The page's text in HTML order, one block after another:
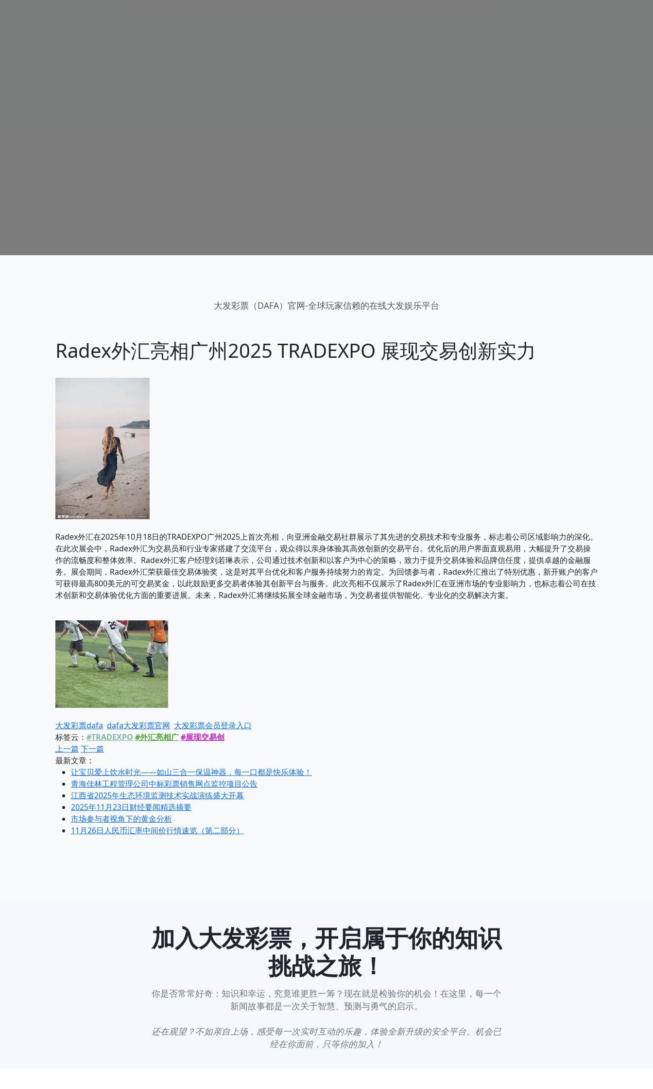
大发彩票（DAFA）官网-全球玩家信赖的在线大发娱乐平台
Radex外汇亮相广州2025 TRADEXPO 展现交易创新实力
Radex外汇在2025年10月18日的TRADEXPO广州2025上首次亮相，向亚洲金融交易社群展示了其先进的交易技术和专业服务，标志着公司区域影响力的深化。
在此次展会中，Radex外汇为交易员和行业专家搭建了交流平台，观众得以亲身体验其高效创新的交易平台。优化后的用户界面直观易用，大幅提升了交易操
作的流畅度和整体效率。Radex外汇客户经理刘若琳表示，公司通过技术创新和以客户为中心的策略，致力于提升交易体验和品牌信任度，提供卓越的金融服
务。展会期间，Radex外汇荣获最佳交易体验奖，这是对其平台优化和客户服务持续努力的肯定。为回馈参与者，Radex外汇推出了特别优惠，新开账户的客户
可获得最高800美元的可交易奖金，以此鼓励更多交易者体验其创新平台与服务。此次亮相不仅展示了Radex外汇在亚洲市场的专业影响力，也标志着公司在技
术创新和交易体验优化方面的重要进展。未来，Radex外汇将继续拓展全球金融市场，为交易者提供智能化、专业化的交易解决方案。
大发彩票dafa dafa大发彩票官网 大发彩票会员登录入口
标签云： #TRADEXPO #外汇亮相广#展现交易创
上一篇 下一篇
最新文章：
让宝贝爱上饮水时光——如山三合一保温神器，每一口都是快乐体验！
青海佳林工程管理公司中标彩票销售网点监控项目公告
江西省2025年生态环境监测技术实战演练盛大开幕
2025年11月23日财经要闻精选摘要
市场参与者视角下的黄金分析
11月26日人民币汇率中间价行情速览（第二部分）
加入大发彩票，开启属于你的知识
挑战之旅！
你是否常常好奇：知识和幸运，究竟谁更胜一筹？ 现在就是检验你的机会！在这里，每一个
新闻故事都是一次关于智慧、预测与勇气的启示。
还在观望？不如亲自上场，感受每一次实时互动的乐趣，体验全新升级的安全平台。机会已
经在你面前，只等你的加入！